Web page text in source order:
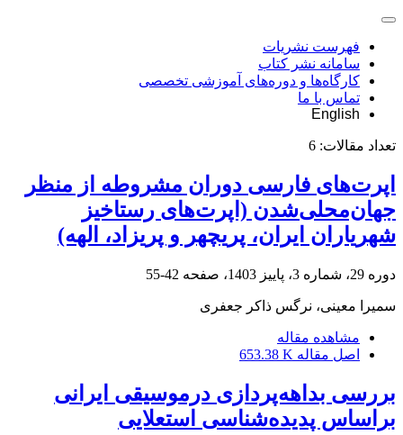
فهرست نشریات
سامانه نشر کتاب
کارگاه‌ها و دوره‌های آموزشی تخصصی
تماس با ما
English
تعداد مقالات: 6
اپرت‌های فارسی دوران مشروطه از منظر
جهان‌محلی‌شدن (اپرت‌های رستاخیز
شهریاران ایران، پریچهر و پریزاد، الهه)
دوره 29، شماره 3، پاییز 1403، صفحه 42-55
سمیرا معینی، نرگس ذاکر جعفری
مشاهده مقاله
اصل مقاله 653.38 K
بررسی بداهه‌پردازی درموسیقی ایرانی
براساس پدیده‌شناسی استعلایی